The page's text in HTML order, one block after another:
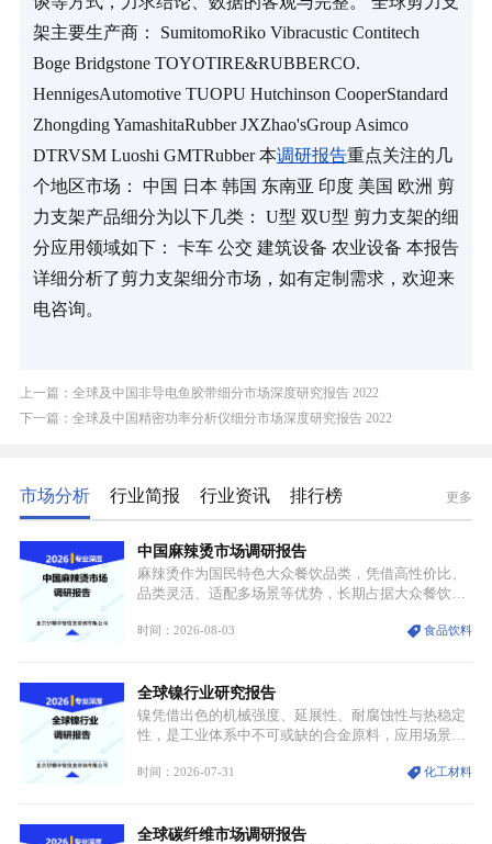
架主要生产商： SumitomoRiko Vibracustic Contitech
Boge Bridgstone TOYOTIRE&RUBBERCO.
HennigesAutomotive TUOPU Hutchinson CooperStandard
Zhongding YamashitaRubber JXZhao'sGroup Asimco
DTRVSM Luoshi GMTRubber 本调研报告重点关注的几
个地区市场： 中国 日本 韩国 东南亚 印度 美国 欧洲 剪
力支架产品细分为以下几类： U型 双U型 剪力支架的细
分应用领域如下： 卡车 公交 建筑设备 农业设备 本报告
详细分析了剪力支架细分市场，如有定制需求，欢迎来
电咨询。
上一篇：全球及中国非导电鱼胶带细分市场深度研究报告 2022
下一篇：全球及中国精密功率分析仪细分市场深度研究报告 2022
市场分析 行业简报 行业资讯 排行榜 更多
中国麻辣烫市场调研报告
麻辣烫作为国民特色大众餐饮品类，凭借高性价比、
品类灵活、适配多场景等优势，长期占据大众餐饮重
型，叠加消费需求升级、线上流量变革、新零售业态
特点，在消费、创业、政策、技术多重驱动下，依旧
具备强劲的发展活力。
时间：2026-08-03 食品饮料
全球镍行业研究报告
镍凭借出色的机械强度、延展性、耐腐蚀性与热稳定
性，是工业体系中不可或缺的合金原料，应用场景横
用价值难以被替代。依托理化优势，镍被全球主要经
型为新能源核心战略矿产，全球产业形成“印尼掌控
时间：2026-07-31 化工材料
全球碳纤维市场调研报告